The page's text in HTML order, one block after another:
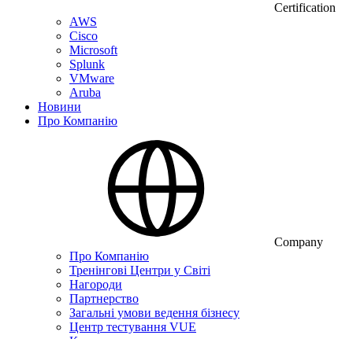
Certification
AWS
Cisco
Microsoft
Splunk
VMware
Aruba
Новини
Про Компанію
Company
Про Компанію
Тренінгові Центри у Світі
Нагороди
Партнерство
Загальні умови ведення бізнесу
Центр тестування VUE